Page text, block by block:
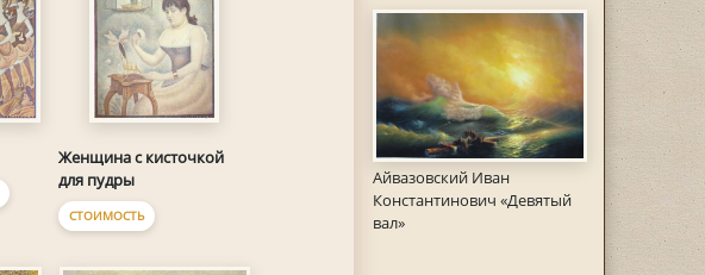
Айвазовский Иван
Константинович «Девятый
вал»
Женщина с кисточкой
для пудры
СТОИМОСТЬ